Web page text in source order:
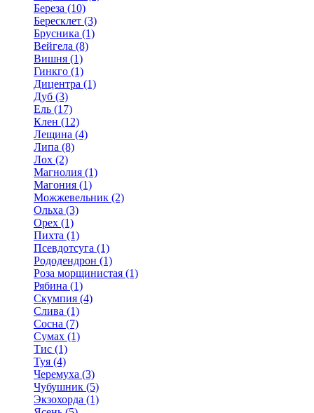
Береза (10)
Бересклет (3)
Брусника (1)
Вейгела (8)
Вишня (1)
Гинкго (1)
Дицентра (1)
Дуб (3)
Ель (17)
Клен (12)
Лещина (4)
Липа (8)
Лох (2)
Магнолия (1)
Магония (1)
Можжевельник (2)
Ольха (3)
Орех (1)
Пихта (1)
Псевдотсуга (1)
Рододендрон (1)
Роза морщинистая (1)
Рябина (1)
Скумпия (4)
Слива (1)
Сосна (7)
Сумах (1)
Тис (1)
Туя (4)
Черемуха (3)
Чубушник (5)
Экзохорда (1)